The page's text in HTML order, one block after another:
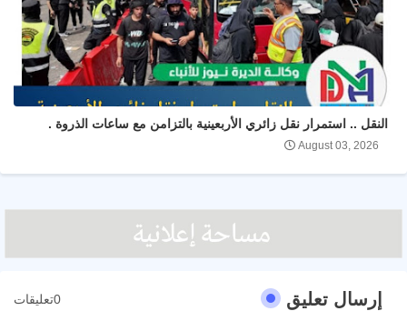
النقل .. استمرار نقل زائري الأربعينية بالتزامن مع ساعات الذروة .
August 03, 2026
إرسال تعليق 0تعليقات